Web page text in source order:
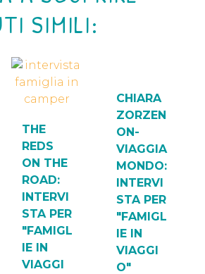
SIMILI:
THE
REDS
ON THE
ROAD:
INTERVI
STA PER
"FAMIGL
IE IN
VIAGGI
CHIARA
ZORZEN
ON-
VIAGGIA
MONDO:
INTERVI
STA PER
"FAMIGL
IE IN
VIAGGI
O"